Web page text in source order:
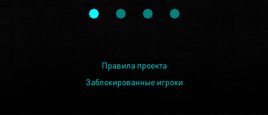
Правила проекта
Заблокированные игроки